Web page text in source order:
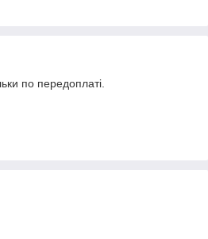
по передоплаті.